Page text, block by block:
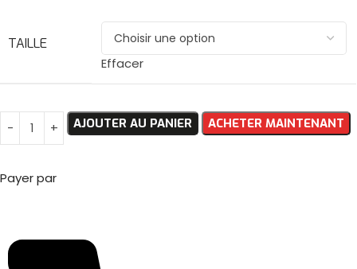
TAILLE
Effacer
AJOUTER AU PANIER ACHETER MAINTENANT
Payer par